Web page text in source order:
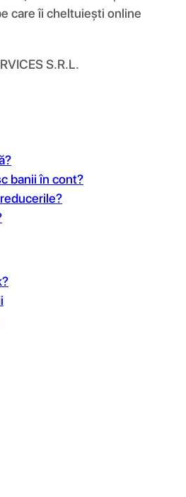
care îi cheltuiești online
S.R.L.
banii în cont?